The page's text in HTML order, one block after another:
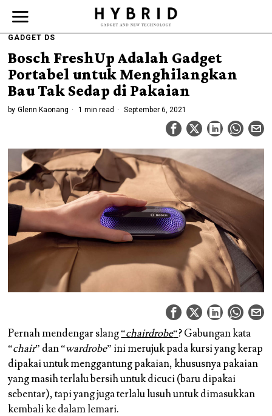
GADGET DS
Bosch FreshUp Adalah Gadget
Portabel untuk Menghilangkan
Bau Tak Sedap di Pakaian
by Glenn Kaonang 1 min read September 6, 2021
Pernah mendengar slang“chairdrobe“? Gabungan kata
“chair” dan “wardrobe” ini merujuk pada kursi yang kerap
dipakai untuk menggantung pakaian, khususnya pakaian
yang masih terlalu bersih untuk dicuci (baru dipakai
sebentar), tapi yang juga terlalu lusuh untuk dimasukkan
kembali ke dalam lemari.